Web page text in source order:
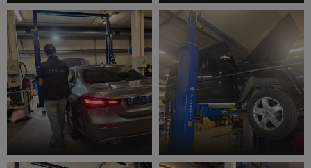
Устранение течи масла Ремонт электрики
Сход-развал
Обслуживание тормозной